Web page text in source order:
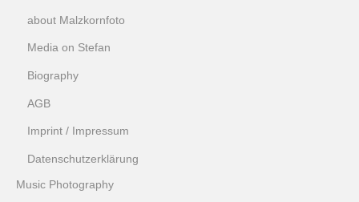
about Malzkornfoto
Media on Stefan
Biography
AGB
Imprint / Impressum
Datenschutzerklärung
Music Photography